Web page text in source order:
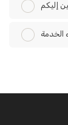
إليكم
الخدمة